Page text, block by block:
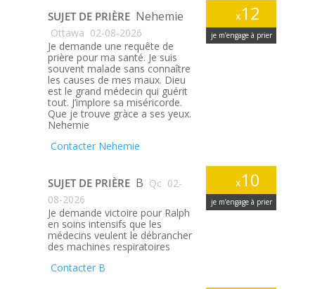
x12
je m’engage à prier
SUJET DE PRIÈRE Nehemie
Ottawa 02-08-2026
Je demande une requête de
prière pour ma santé. Je suis
souvent malade sans connaître
les causes de mes maux. Dieu
est le grand médecin qui guérit
tout. J’implore sa miséricorde.
Que je trouve gràce a ses yeux.
Nehemie
Contacter Nehemie
x10
je m’engage à prier
SUJET DE PRIÈRE B Qc 02-
08-2026
Je demande victoire pour Ralph
en soins intensifs que les
médecins veulent le débrancher
des machines respiratoires
Contacter B